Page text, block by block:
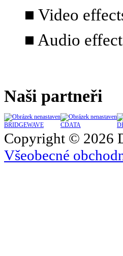
■ Video
■ Audio
Naši partneři
BRIDGEWAVE CDATA
Copyright © 2026
Všeobecné